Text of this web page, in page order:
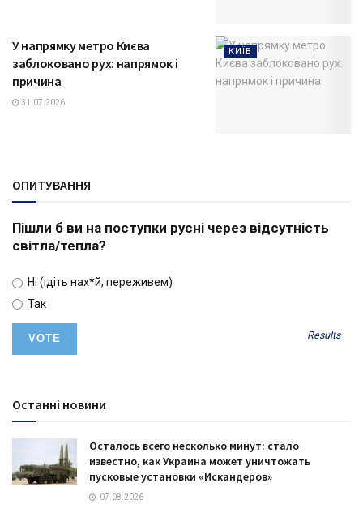
КИЇВ
У напрямку метро Києва
заблоковано рух: напрямок і
причина
31.07.2026
ОПИТУВАННЯ
Пішли б ви на поступки русні через відсутність
світла/тепла?
Ні (ідіть нах*й, переживем)
Так
Results
Останні новини
Осталось всего несколько минут: стало
известно, как Украина может уничтожать
пусковые установки «Искандеров»
07.08.2026